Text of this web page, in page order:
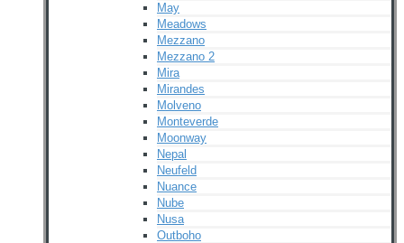
May
Meadows
Mezzano
Mezzano 2
Mira
Mirandes
Molveno
Monteverde
Moonway
Nepal
Neufeld
Nuance
Nube
Nusa
Outboho